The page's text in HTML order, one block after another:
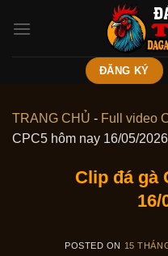
ĐĂNG KÝ
TRANG CHỦ - Full video
CPC5 hôm nay 16/05/2026
Clip đá gà
16/
POSTED ON 15